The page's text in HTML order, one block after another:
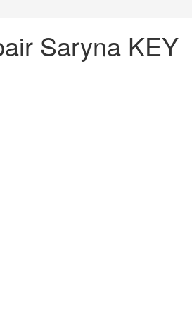
Saryna KEY